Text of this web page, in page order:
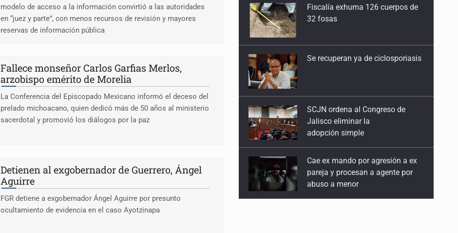
modelo de acceso a la información convirtió a las autoridades
en “juez y parte”, con menos recursos de revisión y mayores
reservas de información pública
Fallece monseñor Carlos Garfias Merlos,
arzobispo emérito de Morelia
La Conferencia del Episcopado Mexicano informó el deceso del
prelado michoacano, quien dedicó más de 50 años al ministerio
sacerdotal y promovió los diálogos por la paz
Detienen al exgobernador de Guerrero, Ángel
Aguirre
FGR detiene a exgobernador Ángel Aguirre por presunto
ocultamiento de evidencia en el caso Ayotzinapa
Fiscalía exhuma 126 cuerpos de
32 fosas
Se recuperan ya de ciclosporiasis
SCJN ordena al Congreso de
Jalisco eliminar la
adopción simple
Cae ex mando por agresión a ex
pareja y procesan a agente por
abuso a menor